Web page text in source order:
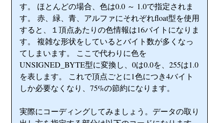
す。 ほとんどの場合、色は0.0 ～ 1.0で指定されま
す。 赤、緑、青、アルファにそれぞれfloat型を使用
すると、１頂点あたりの色情報は16バイトになりま
す。 複雑な形状をしているとバイト数が多くなっ
てしまいます。 ここで代わりに色を
UNSIGNED_BYTE型に変換し、0は0.0を、255は1.0
を表します。 これで頂点ごとに1色につき4バイト
しか必要なくなり、75%の節約になります。
実際にコーディングしてみましょう。データの取り